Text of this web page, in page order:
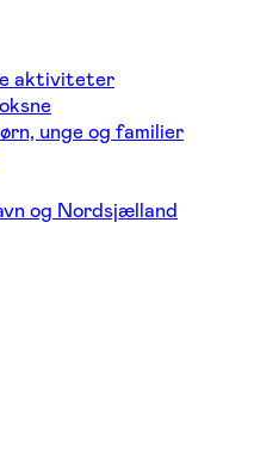
aktiviteter
unge og familier
og Nordsjælland